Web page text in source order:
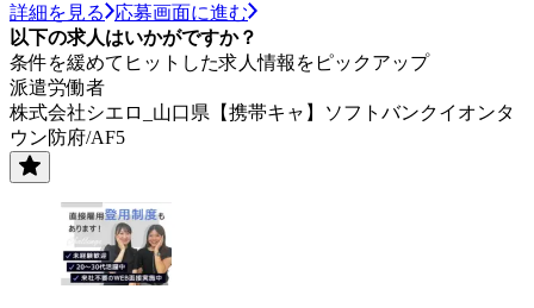
詳細を見る
応募画面に進む
以下の求人はいかがですか？
条件を緩めてヒットした求人情報をピックアップ
派遣労働者
株式会社シエロ_山口県【携帯キャ】ソフトバンクイオンタ
ウン防府/AF5